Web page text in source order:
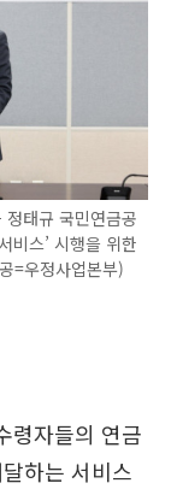
태규 국민연금공
비스’ 시행을 위한
=우정사업본부)
령자들의 연금
하는 서비스